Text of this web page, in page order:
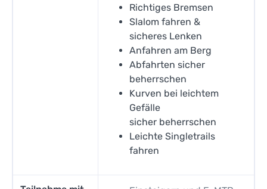
Richtiges Bremsen
Slalom fahren &
sicheres Lenken
Anfahren am Berg
Abfahrten sicher
beherrschen
Kurven bei leichtem
Gefälle
sicher beherrschen
Leichte Singletrails
fahren